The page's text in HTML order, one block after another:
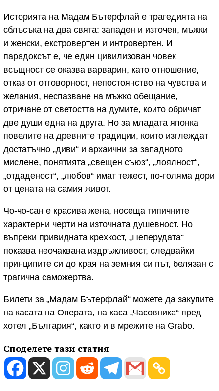
Историята на Мадам Бътерфлай е трагедията на
сблъсъка на два свята: западен и източен, мъжки
и женски, екстровертен и интровертен. И
парадоксът е, че един цивилизован човек
всъщност се оказва варварин, като отношение,
отказ от отговорност, непостоянство на чувства и
желания, неспазване на мъжко обещание,
отричане от светостта на думите, които обричат
две души една на друга. Но за младата японка
повелите на древните традиции, които изглеждат
достатъчно „диви“ и архаични за западното
мислене, понятията „свещен съюз“, „лоялност“,
„отдаденост“, „любов“ имат тежест, по-голяма дори
от цената на самия живот.
Чо-чо-сан е красива жена, носеща типичните
характерни черти на източната душевност. Но
въпреки привидната крехкост, „Пеперудата“
показва неочаквана издръжливост, следвайки
принципите си до края на земния си път, белязан с
трагична саможертва.
Билети за „Мадам Бътерфлай“ можете да закупите
на касата на Операта, на каса „Часовника“ пред
хотел „България“, както и в мрежите на Grabo.
Споделете тази статия